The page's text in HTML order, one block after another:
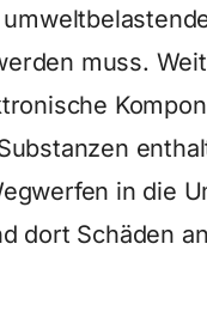
muss.
in die
dort Schäden